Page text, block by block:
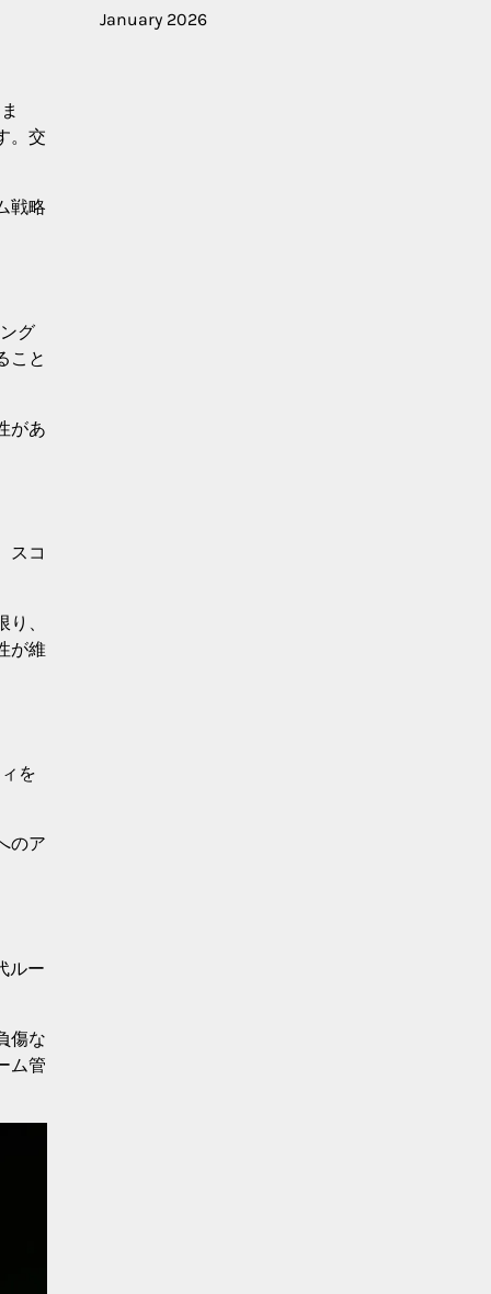
。交
戦略
グ
こと
があ
スコ
、
が維
を
のア
ルー
傷な
ム管
January 2026